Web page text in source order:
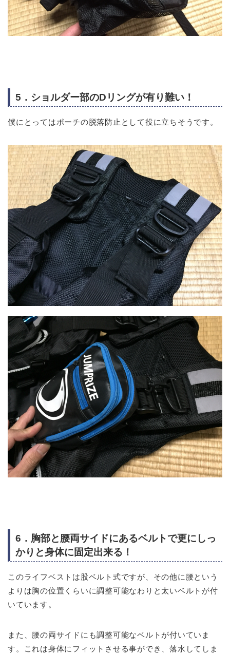
5．ショルダー部のDリングが有り難い！
僕にとってはポーチの脱落防止として役に立ちそうです。
6．胸部と腰両サイドにあるベルトで更にしっ
かりと身体に固定出来る！
このライフベストは股ベルト式ですが、その他に腰という
よりは胸の位置くらいに調整可能なわりと太いベルトが付
いています。
また、腰の両サイドにも調整可能なベルトが付いていま
す。これは身体にフィットさせる事ができ、落水してしま